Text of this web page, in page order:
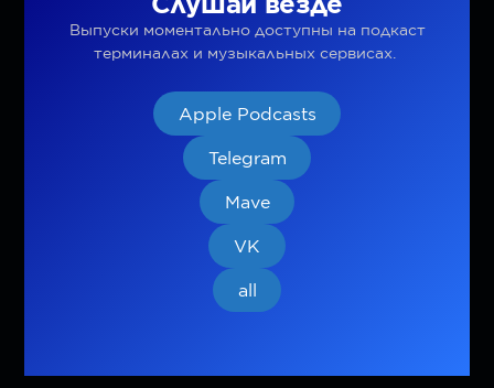
Выпуски моментально доступны на подкаст
терминалах и музыкальных сервисах.
Apple Podcasts
Telegram
Mave
VK
all